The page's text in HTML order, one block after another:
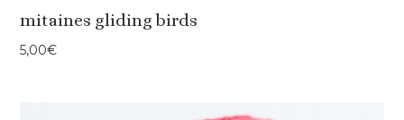
mitaines gliding birds
5,00€